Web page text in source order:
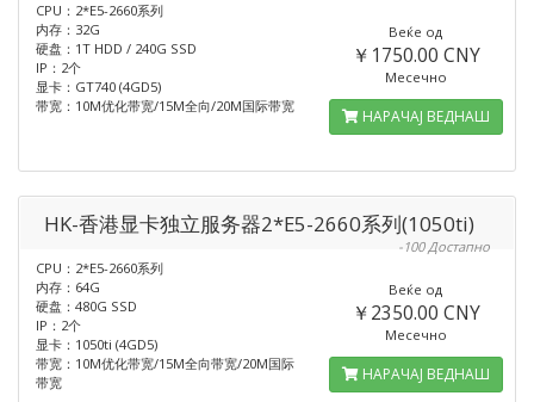
CPU：2*E5-2660系列
内存：32G
硬盘：1T HDD / 240G SSD
IP：2个
显卡：GT740 (4GD5)
带宽：10M优化带宽/15M全向/20M国际带宽
Веќе од
￥1750.00 CNY
Месечно
НАРАЧАЈ ВЕДНАШ
HK-香港显卡独立服务器2*E5-2660系列(1050ti)
-100 Достапно
CPU：2*E5-2660系列
内存：64G
硬盘：480G SSD
IP：2个
显卡：1050ti (4GD5)
带宽：10M优化带宽/15M全向带宽/20M国际
带宽
Веќе од
￥2350.00 CNY
Месечно
НАРАЧАЈ ВЕДНАШ